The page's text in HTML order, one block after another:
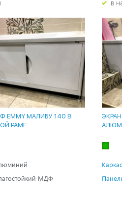
EMMY МАЛИБУ 140 В
РАМЕ
МДФ
в